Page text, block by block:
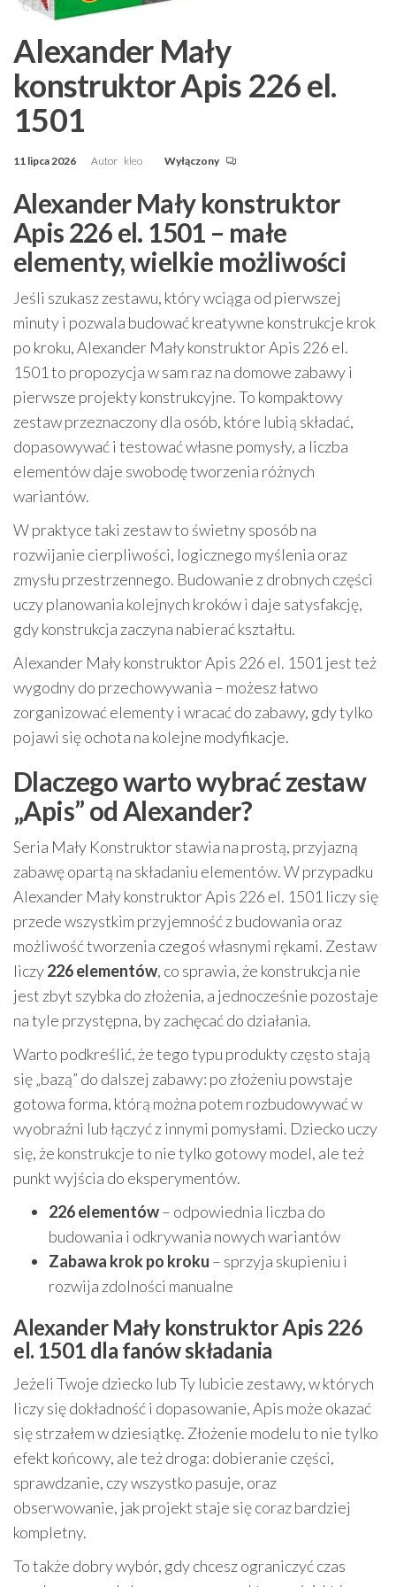
Alexander Mały
konstruktor Apis 226 el.
1501
11 lipca 2026 Autor kleo Wyłączony
Alexander Mały konstruktor
Apis 226 el. 1501 – małe
elementy, wielkie możliwości
Jeśli szukasz zestawu, który wciąga od pierwszej
minuty i pozwala budować kreatywne konstrukcje krok
po kroku, Alexander Mały konstruktor Apis 226 el.
1501 to propozycja w sam raz na domowe zabawy i
pierwsze projekty konstrukcyjne. To kompaktowy
zestaw przeznaczony dla osób, które lubią składać,
dopasowywać i testować własne pomysły, a liczba
elementów daje swobodę tworzenia różnych
wariantów.
W praktyce taki zestaw to świetny sposób na
rozwijanie cierpliwości, logicznego myślenia oraz
zmysłu przestrzennego. Budowanie z drobnych części
uczy planowania kolejnych kroków i daje satysfakcję,
gdy konstrukcja zaczyna nabierać kształtu.
Alexander Mały konstruktor Apis 226 el. 1501 jest też
wygodny do przechowywania – możesz łatwo
zorganizować elementy i wracać do zabawy, gdy tylko
pojawi się ochota na kolejne modyfikacje.
Dlaczego warto wybrać zestaw
„Apis” od Alexander?
Seria Mały Konstruktor stawia na prostą, przyjazną
zabawę opartą na składaniu elementów. W przypadku
Alexander Mały konstruktor Apis 226 el. 1501 liczy się
przede wszystkim przyjemność z budowania oraz
możliwość tworzenia czegoś własnymi rękami. Zestaw
liczy226 elementów, co sprawia, że konstrukcja nie
jest zbyt szybka do złożenia, a jednocześnie pozostaje
na tyle przystępna, by zachęcać do działania.
Warto podkreślić, że tego typu produkty często stają
się „bazą” do dalszej zabawy: po złożeniu powstaje
gotowa forma, którą można potem rozbudowywać w
wyobraźni lub łączyć z innymi pomysłami. Dziecko uczy
się, że konstrukcje to nie tylko gotowy model, ale też
punkt wyjścia do eksperymentów.
226 elementów– odpowiednia liczba do
budowania i odkrywania nowych wariantów
Zabawa krok po kroku – sprzyja skupieniu i
rozwija zdolności manualne
Alexander Mały konstruktor Apis 226
el. 1501 dla fanów składania
Jeżeli Twoje dziecko lub Ty lubicie zestawy, w których
liczy się dokładność i dopasowanie, Apis może okazać
się strzałem w dziesiątkę. Złożenie modelu to nie tylko
efekt końcowy, ale też droga: dobieranie części,
sprawdzanie, czy wszystko pasuje, oraz
obserwowanie, jak projekt staje się coraz bardziej
kompletny.
To także dobry wybór, gdy chcesz ograniczyć czas